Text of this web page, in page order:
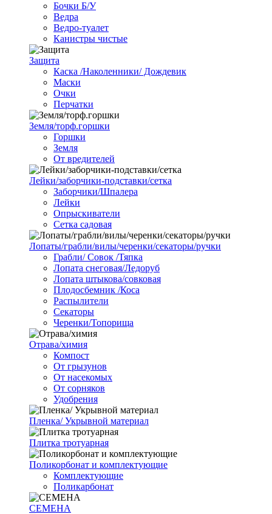
Бочки Б/У
Ведра
Ведро-туалет
Канистры чистые
Защита
Каска /Наколенники/ Дождевик
Маски
Очки
Перчатки
Земля/торф.горшки
Горшки
Земля
От вредителей
Лейки/заборчики-подставки/сетка
Заборчики/Шпалера
Лейки
Опрыскиватели
Сетка садовая
Лопаты/грабли/вилы/черенки/секаторы/ручки
Грабли/ Совок /Тяпка
Лопата снеговая/Ледоруб
Лопата штыкова/совковая
Плодосбемник /Коса
Распылители
Секаторы
Черенки/Топорища
Отрава/химия
Компост
От грызунов
От насекомых
От сорняков
Удобрения
Пленка/ Укрывной материал
Плитка тротуарная
Поликорбонат и комплектующие
Комплектующие
Поликарбонат
СЕМЕНА